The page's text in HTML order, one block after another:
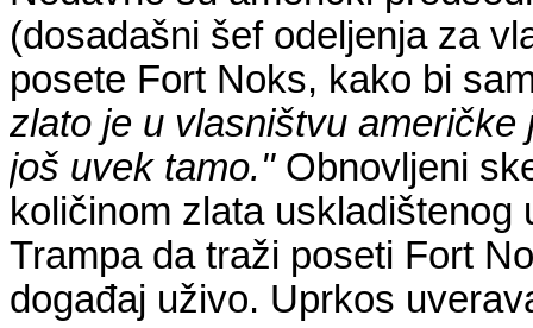
(dosadašni šef odeljenja za
posete Fort Noks, kako bi
zlato je u vlasništvu
još uvek tamo."Obnovljeni
količinom zlata
Trampa da traži poseti Fort
događaj uživo. Uprkos